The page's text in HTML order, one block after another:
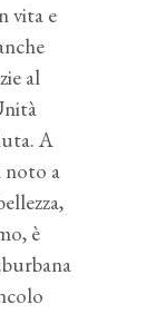
vita e
al
A
noto a
è